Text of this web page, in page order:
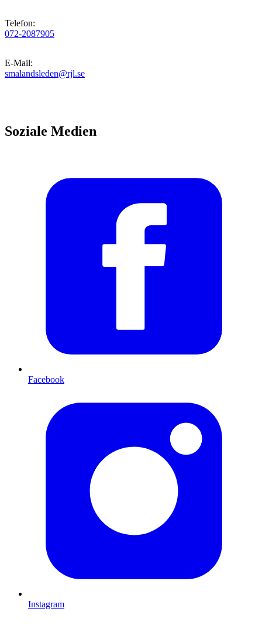
Telefon:
072-2087905
E-Mail:
smalandsleden@rjl.se
Soziale Medien
Facebook
Instagram